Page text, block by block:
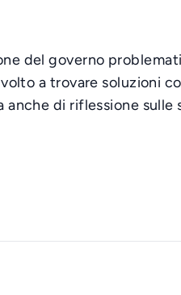
del governo
a trovare soluzioni
di riflessione